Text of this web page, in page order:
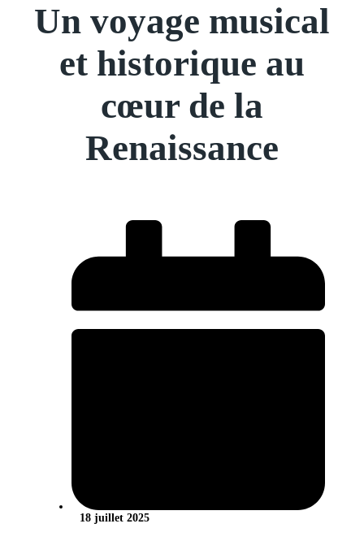
Un voyage musical
et historique au
cœur de la
Renaissance
18 juillet 2025